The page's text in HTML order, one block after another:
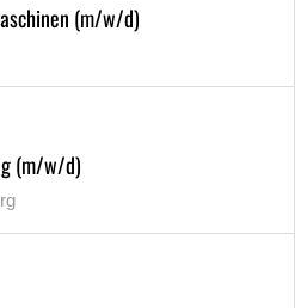
(m/w/d)
(m/w/d)